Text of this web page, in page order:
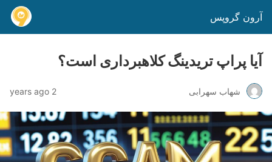
آرون گروپس
آیا پراپ تریدینگ کلاهبرداری است؟
شهاب سهرابی 2 years ago